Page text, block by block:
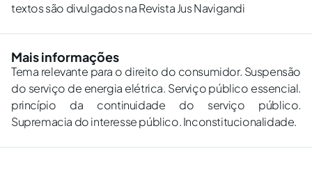
textos são divulgados na Revista Jus Navigandi
Mais informações
Tema relevante para o direito do consumidor. Suspensão
do serviço de energia elétrica. Serviço público essencial.
princípio da continuidade do serviço público.
Supremacia do interesse público. Inconstitucionalidade.